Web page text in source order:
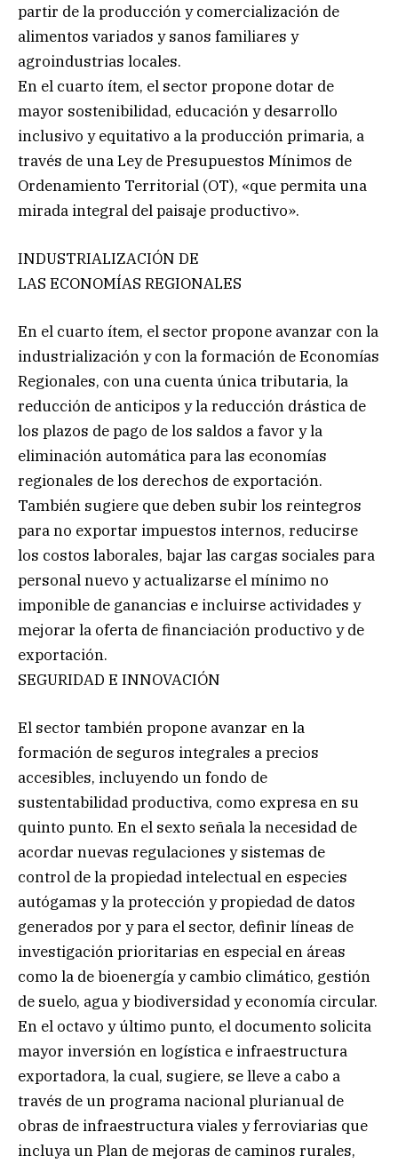
partir de la producción y comercialización de
alimentos variados y sanos familiares y
agroindustrias locales.
En el cuarto ítem, el sector propone dotar de
mayor sostenibilidad, educación y desarrollo
inclusivo y equitativo a la producción primaria, a
través de una Ley de Presupuestos Mínimos de
Ordenamiento Territorial (OT), «que permita una
mirada integral del paisaje productivo».
INDUSTRIALIZACIÓN DE
LAS ECONOMÍAS REGIONALES
En el cuarto ítem, el sector propone avanzar con la
industrialización y con la formación de Economías
Regionales, con una cuenta única tributaria, la
reducción de anticipos y la reducción drástica de
los plazos de pago de los saldos a favor y la
eliminación automática para las economías
regionales de los derechos de exportación.
También sugiere que deben subir los reintegros
para no exportar impuestos internos, reducirse
los costos laborales, bajar las cargas sociales para
personal nuevo y actualizarse el mínimo no
imponible de ganancias e incluirse actividades y
mejorar la oferta de financiación productivo y de
exportación.
SEGURIDAD E INNOVACIÓN
El sector también propone avanzar en la
formación de seguros integrales a precios
accesibles, incluyendo un fondo de
sustentabilidad productiva, como expresa en su
quinto punto. En el sexto señala la necesidad de
acordar nuevas regulaciones y sistemas de
control de la propiedad intelectual en especies
autógamas y la protección y propiedad de datos
generados por y para el sector, definir líneas de
investigación prioritarias en especial en áreas
como la de bioenergía y cambio climático, gestión
de suelo, agua y biodiversidad y economía circular.
En el octavo y último punto, el documento solicita
mayor inversión en logística e infraestructura
exportadora, la cual, sugiere, se lleve a cabo a
través de un programa nacional plurianual de
obras de infraestructura viales y ferroviarias que
incluya un Plan de mejoras de caminos rurales,